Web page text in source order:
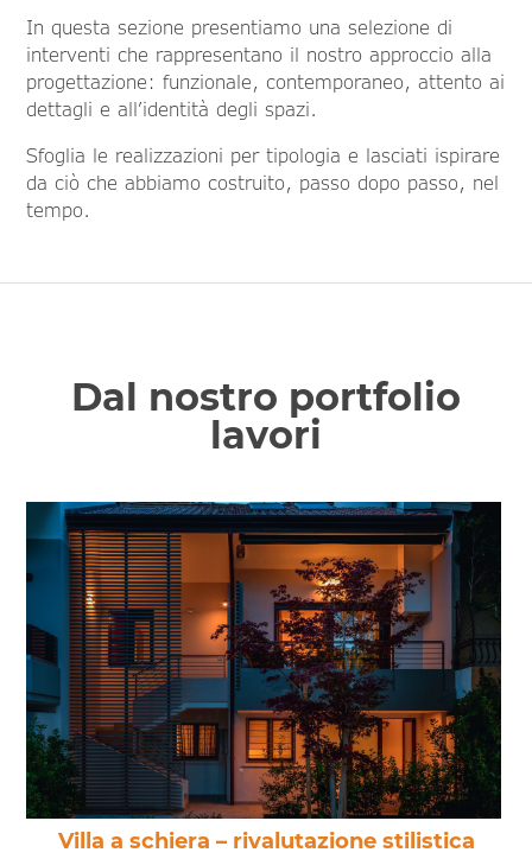
In questa sezione presentiamo una selezione di
interventi che rappresentano il nostro approccio alla
progettazione: funzionale, contemporaneo, attento ai
dettagli e all’identità degli spazi.
Sfoglia le realizzazioni per tipologia e lasciati ispirare
da ciò che abbiamo costruito, passo dopo passo, nel
tempo.
Dal nostro portfolio
lavori
Villa a schiera – rivalutazione stilistica